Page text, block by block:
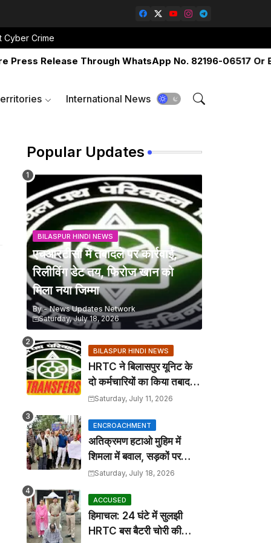
Cyber Crime
Release Through WhatsApp No. 82196-06517 Or Email
International News
Popular Updates
BILASPUR HINDI NEWS
एचआरटीसी में तबादले पर कार्रवाई,
रिलीविंग डेट तय, फिरोज खान को
मिला नया जिम्मा
By - News Updates Network
Saturday, July 18, 2026
BILASPUR HINDI NEWS
HRTC ने बिलासपुर यूनिट के
दो कर्मचारियों का किया तबादला,
कार्यालय आदेश जारी
Saturday, July 11, 2026
ENCROACHMENT
अतिक्रमण हटाओ मुहिम में
शिमला में बवाल, सड़कों पर
कटोरा लेकर उतरे तहबाजारी
Saturday, July 18, 2026
ACCUSED
हिमाचल: 24 घंटे में सुलझी
HRTC बस बैटरी चोरी की